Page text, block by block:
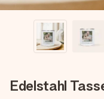
Edelstahl